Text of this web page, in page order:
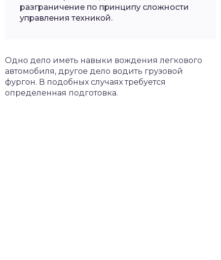
разграничение по принципу сложности
управления техникой.
Одно дело иметь навыки вождения легкового
автомобиля, другое дело водить грузовой
фургон. В подобных случаях требуется
определенная подготовка.